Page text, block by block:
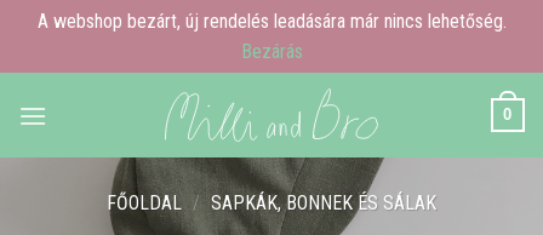
A webshop bezárt, új rendelés leadására már nincs lehetőség.
Bezárás
0
FŐOLDAL / SAPKÁK, BONNEK ÉS SÁLAK